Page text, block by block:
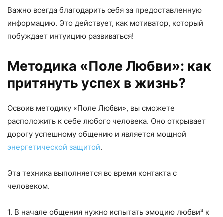
Важно всегда благодарить себя за предоставленную
информацию. Это действует, как мотиватор, который
побуждает интуицию развиваться!
Методика «Поле Любви»: как
притянуть успех в жизнь?
Освоив методику «Поле Любви», вы сможете
расположить к себе любого человека. Оно открывает
дорогу успешному общению и является мощной
энергетической защитой.
Эта техника выполняется во время контакта с
человеком.
1. В начале общения нужно испытать эмоцию любви³ к